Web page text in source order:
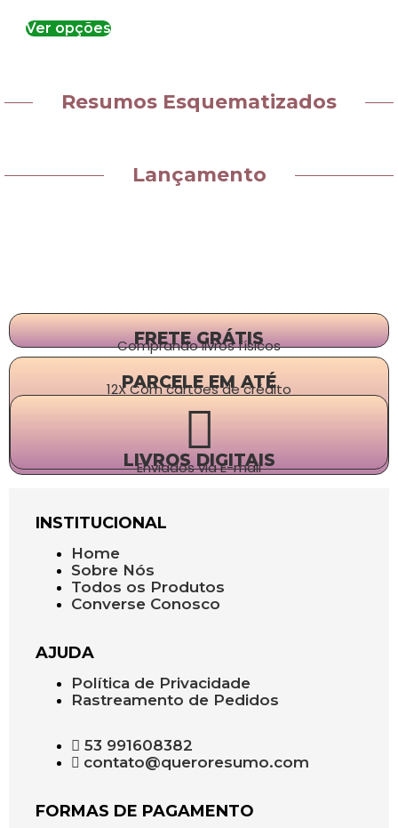
Ver opções
Resumos Esquematizados
Lançamento
FRETE GRÁTIS
Comprando livros físicos
PARCELE EM ATÉ
12X Com cartões de crédito
LIVROS DIGITAIS
Enviados via E-mail
INSTITUCIONAL
Home
Sobre Nós
Todos os Produtos
Converse Conosco
AJUDA
Política de Privacidade
Rastreamento de Pedidos
53 991608382
contato@queroresumo.com
FORMAS DE PAGAMENTO